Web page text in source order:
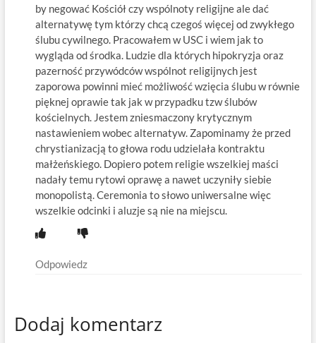
by negować Kościół czy wspólnoty religijne ale dać
alternatywę tym którzy chcą czegoś więcej od zwykłego
ślubu cywilnego. Pracowałem w USC i wiem jak to
wygląda od środka. Ludzie dla których hipokryzja oraz
pazerność przywódców wspólnot religijnych jest
zaporowa powinni mieć możliwość wzięcia ślubu w równie
pięknej oprawie tak jak w przypadku tzw ślubów
kościelnych. Jestem zniesmaczony krytycznym
nastawieniem wobec alternatyw. Zapominamy że przed
chrystianizacją to głowa rodu udzielała kontraktu
małżeńskiego. Dopiero potem religie wszelkiej maści
nadały temu rytowi oprawę a nawet uczyniły siebie
monopolistą. Ceremonia to słowo uniwersalne więc
wszelkie odcinki i aluzje są nie na miejscu.
Odpowiedz
Dodaj komentarz